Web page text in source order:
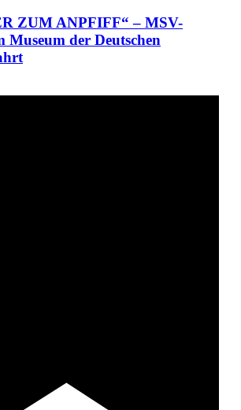
ZUM ANPFIFF“ – MSV-
Museum der Deutschen